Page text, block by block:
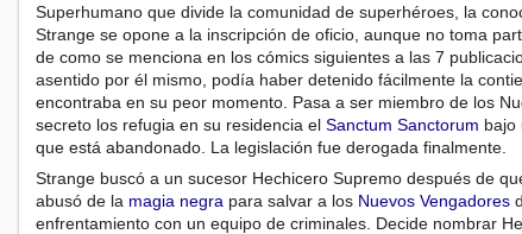
Superhumano que divide la comunidad de superhéroes, la
Strange se opone a la inscripción de oficio, aunque no toma
de como se menciona en los cómics siguientes a las 7
asentido por él mismo, podía haber detenido fácilmente la
encontraba en su peor momento. Pasa a ser miembro de los
secreto los refugia en su residencia el Sanctum Sanctorum bajo
que está abandonado. La legislación fue derogada finalmente.
Strange buscó a un sucesor Hechicero Supremo después de
abusó de la magia negra para salvar a los Nuevos Vengadores
enfrentamiento con un equipo de criminales. Decide nombrar